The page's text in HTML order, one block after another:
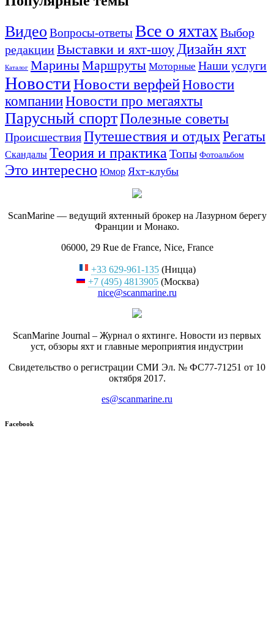
Видео Вопросы-ответыВсе о яхтах Выбор
редакцииВыставки и яхт-шоу Дизайн яхт
Каталог МариныМаршруты Моторные Наши услуги
НовостиНовости верфейНовости
компанииНовости про мегаяхты
Парусный спортПолезные советы
ПроисшествияПутешествия и отдыхРегаты
Скандалы Теория и практика Топы Фотоальбом
Это интересно Юмор Яхт-клубы
ScanMarine — ведущий яхтенный брокер на Лазурном берегу
Франции и Монако.
06000, 29 Rue de France, Nice, France
+33 629-961-135(Ницца)
+7 (495) 4813905(Москва)
nice@scanmarine.ru
ScanMarine Journal – Журнал о яхтинге. Новости из первых
уст, обзоры яхт и главные мероприятия индустрии
Свидетельство о регистрации СМИ Эл. № ФС77-71251 от 10
октября 2017.
es@scanmarine.ru
Facebook